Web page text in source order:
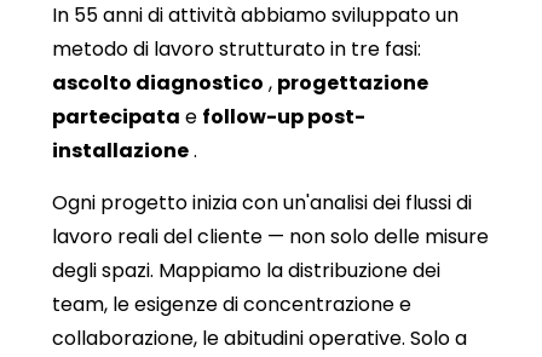
In 55 anni di attività abbiamo sviluppato un
metodo di lavoro strutturato in tre fasi:
ascolto diagnostico , progettazione
partecipata e follow-up post-
installazione.
Ogni progetto inizia con un'analisi dei flussi di
lavoro reali del cliente — non solo delle misure
degli spazi. Mappiamo la distribuzione dei
team, le esigenze di concentrazione e
collaborazione, le abitudini operative. Solo a